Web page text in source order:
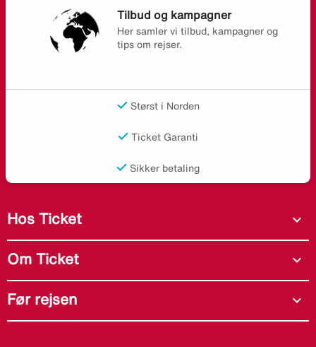
Tilbud og kampagner
Her samler vi tilbud, kampagner og
tips om rejser.
Størst i Norden
Ticket Garanti
Sikker betaling
Hos Ticket expand_more
Om Ticket expand_more
Før rejsen expand_more